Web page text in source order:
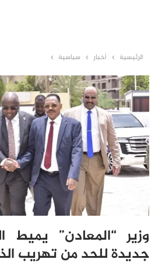
الرئيسية أخبار سياسية
وزير “المعادن”
جديدة للحد من تهريب